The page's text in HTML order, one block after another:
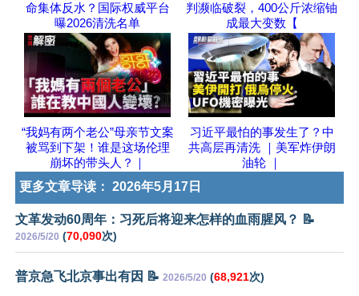
命集体反水？国际权威平台
曝2026清洗名单
判濒临破裂，400公斤浓缩铀
成最大变数【
“我妈有两个老公”母亲节文案
被骂到下架！谁是这场伦理
崩坏的带头人？｜
习近平最怕的事发生了？中
共高层再清洗 ｜美军炸伊朗
油轮 ｜
更多文章导读： 2026年5月17日
文革发动60周年：习死后将迎来怎样的血雨腥风？ 📝
2026/5/20 (70,090次)
普京急飞北京事出有因 📝 2026/5/20 (68,921次)